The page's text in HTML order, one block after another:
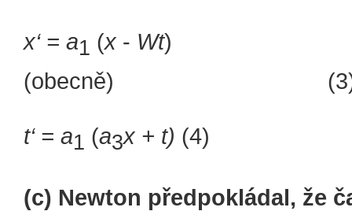
x‘ = a1 (x - Wt)
(obecně)
t‘ = a1 (a3x + t) (4)
(c) Newton předpokládal, že